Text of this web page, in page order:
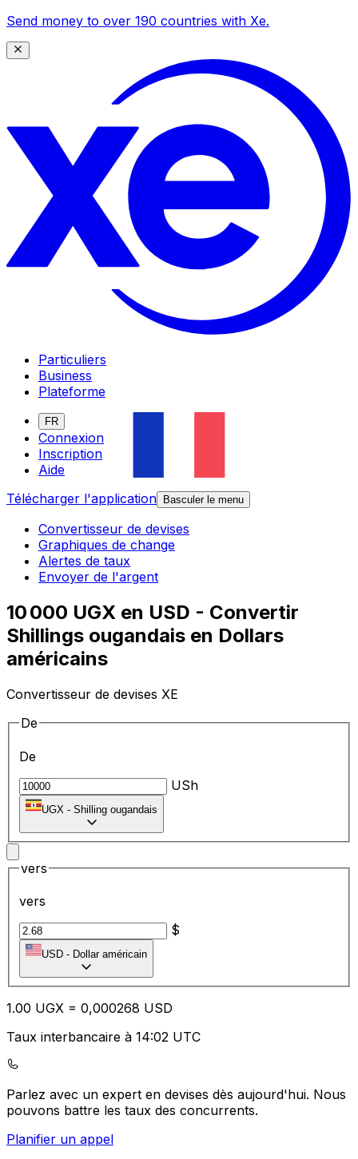
Send money to over 190 countries with Xe.
Particuliers
Business
Plateforme
FR
Connexion
Inscription
Aide
Télécharger l'application
Basculer le menu
Convertisseur de devises
Graphiques de change
Alertes de taux
Envoyer de l'argent
10 000 UGX en USD - Convertir
Shillings ougandais en Dollars
américains
Convertisseur de devises XE
De
De
USh
UGX - Shilling ougandais
vers
vers
$
USD - Dollar américain
1.00 UGX = 0,000268 USD
Taux interbancaire à 14:02 UTC
Parlez avec un expert en devises dès aujourd'hui. Nous
pouvons battre les taux des concurrents.
Planifier un appel